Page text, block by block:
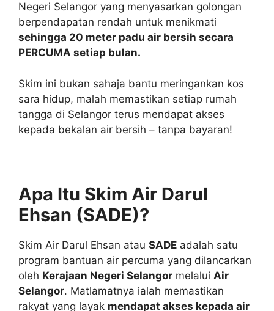
Negeri Selangor yang menyasarkan golongan
berpendapatan rendah untuk menikmati
sehingga 20 meter padu air bersih secara
PERCUMA setiap bulan.
Skim ini bukan sahaja bantu meringankan kos
sara hidup, malah memastikan setiap rumah
tangga di Selangor terus mendapat akses
kepada bekalan air bersih – tanpa bayaran!
Apa Itu Skim Air Darul
Ehsan (SADE)?
Skim Air Darul Ehsan atau SADE adalah satu
program bantuan air percuma yang dilancarkan
oleh Kerajaan Negeri Selangor melalui Air
Selangor. Matlamatnya ialah memastikan
rakyat yang layak mendapat akses kepada air